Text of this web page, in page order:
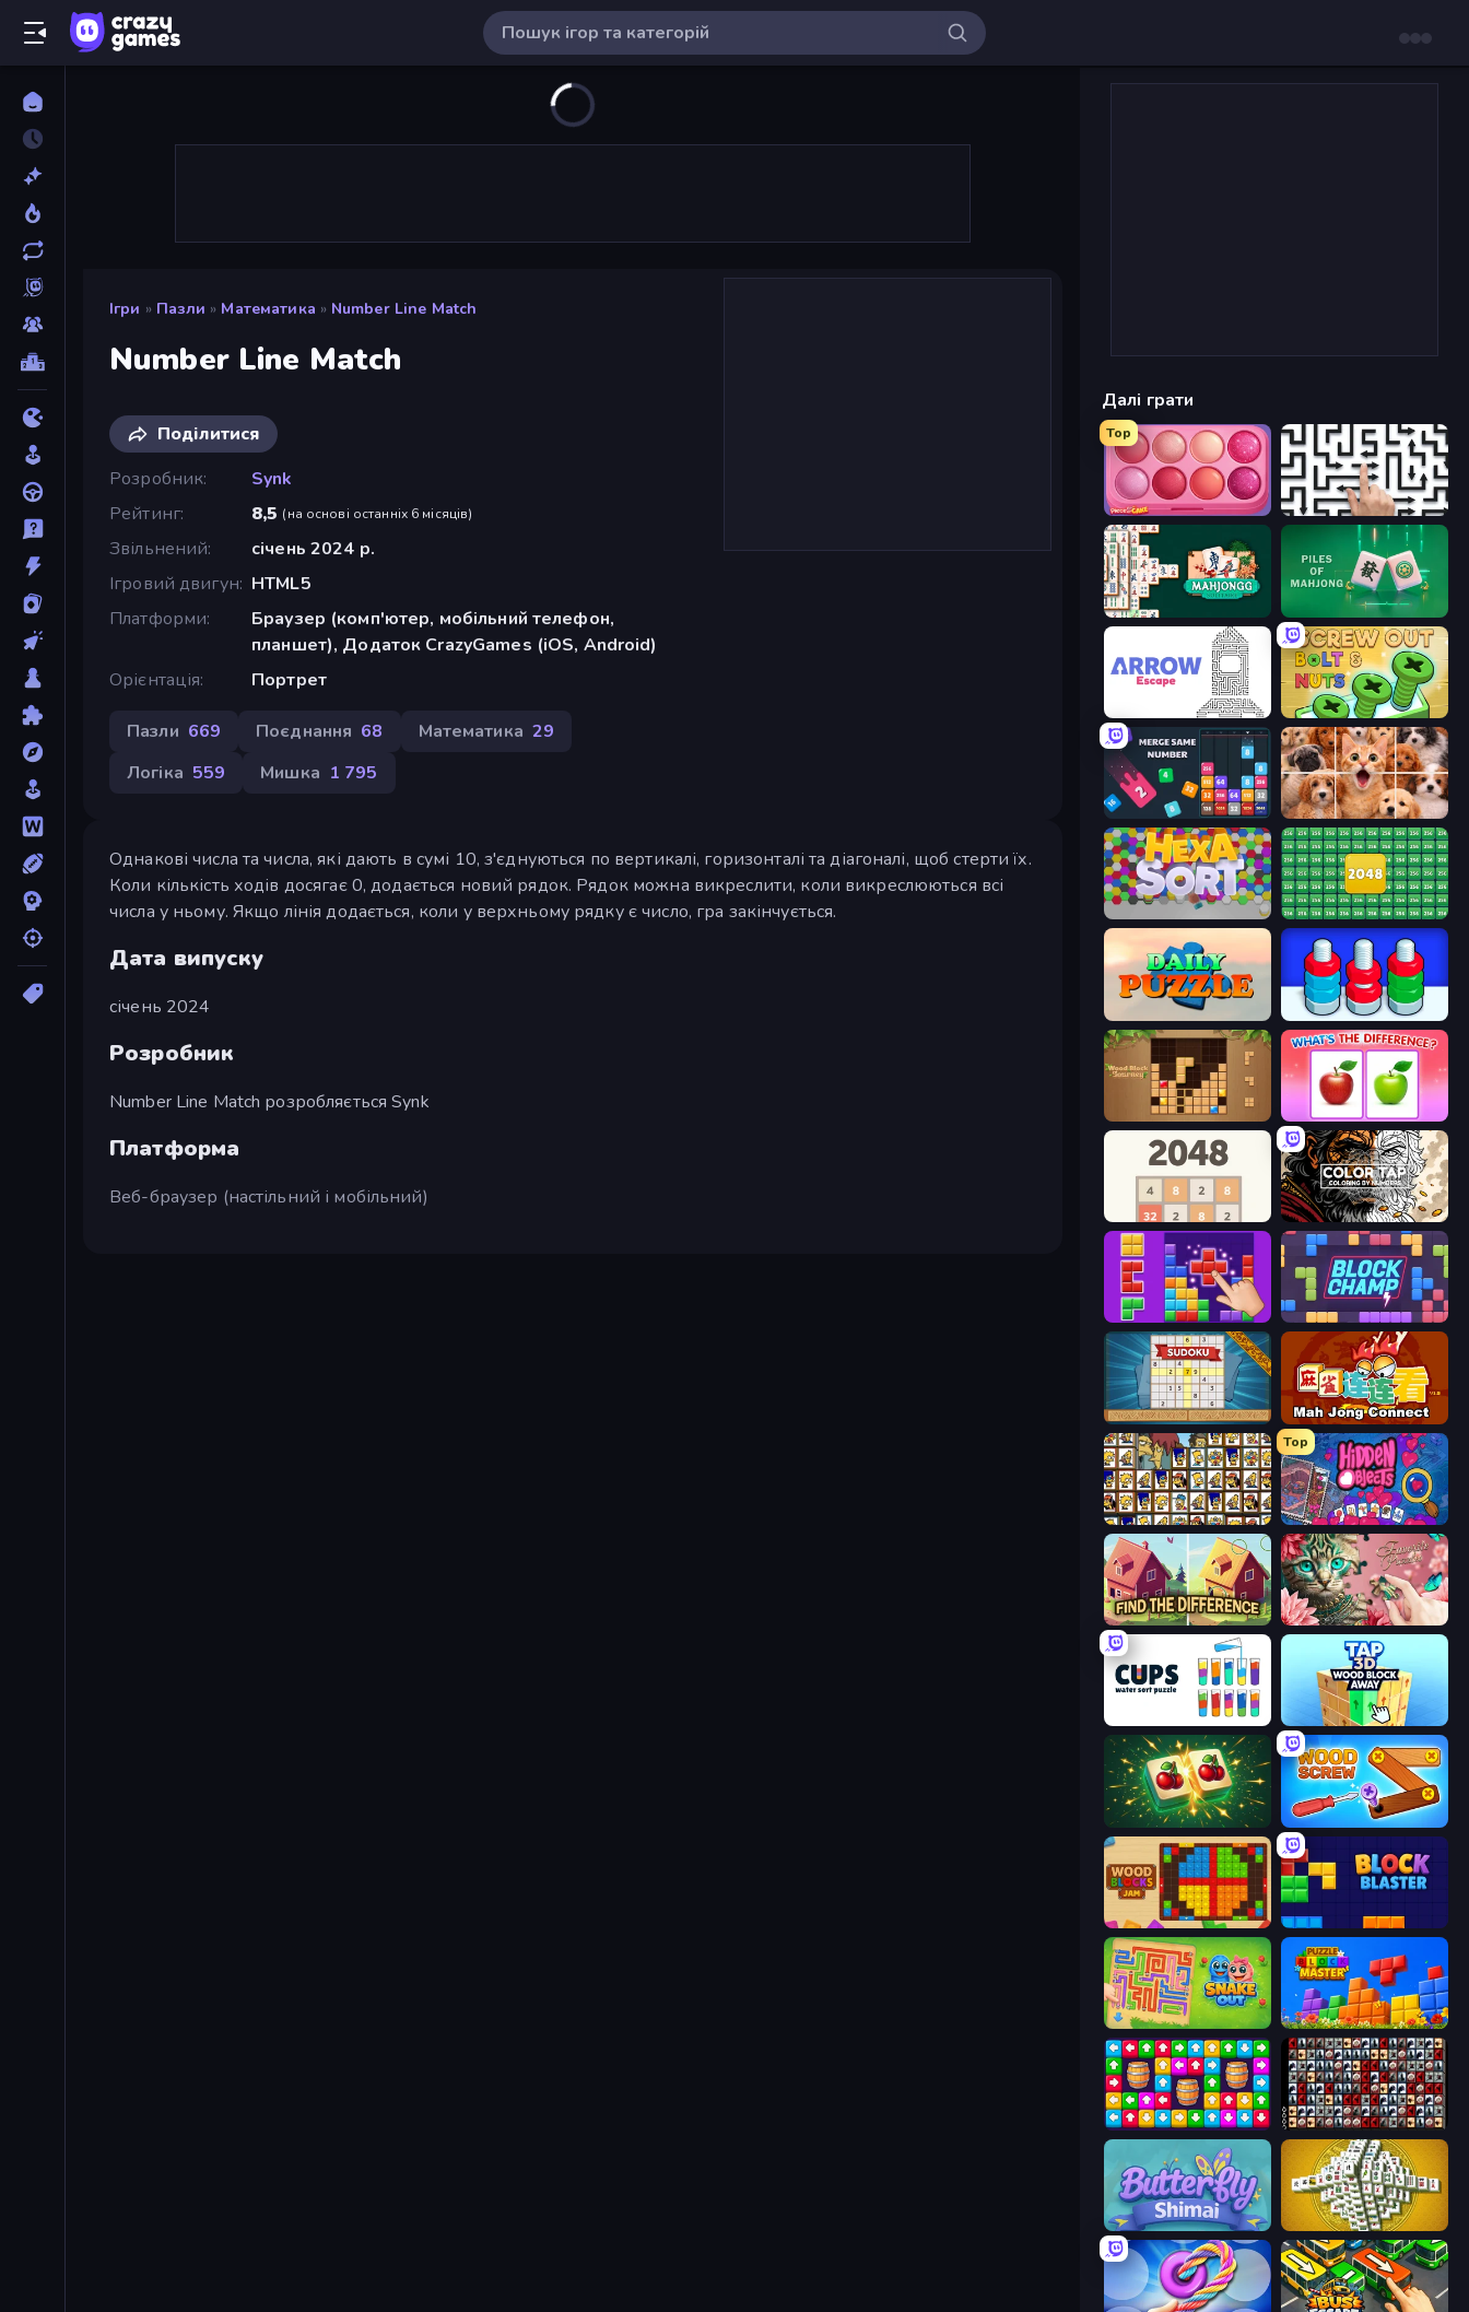
Ігри » Пазли » Математика » Number Line Match
Number Line Match
Поділитися
Розробник
Synk
Рейтинг
8,5 (на основі останніх 6 місяців)
Звільнений
січень 2024 р.
Ігровий двигун HTML5
Платформи
Браузер (комп'ютер, мобільний телефон,
планшет), Додаток CrazyGames (iOS, Android)
Орієнтація
Портрет
Пазли 669 Поєднання 68 Математика 29
Логіка 559 Мишка 1 795
Однакові числа та числа, які дають в сумі 10, з'єднуються по вертикалі, горизонталі та діагоналі, щоб стерти їх.
Коли кількість ходів досягає 0, додається новий рядок. Рядок можна викреслити, коли викреслюються всі
числа у ньому. Якщо лінія додається, коли у верхньому рядку є число, гра закінчується.
Дата випуску
січень 2024
Розробник
Number Line Match розробляється Synk
Платформа
Веб-браузер (настільний і мобільний)
Далі грати
Top
Piece of Cake: Merge and Bake Arrow Escape: Puzzle
Mahjongg Solitaire Piles of Mahjong
Arrow Escape Screw Out: Bolts and Nuts
Drop & Merge the Numbers Jigpic Solitaire
2048 Merge Blocks
Daily Puzzle
Wood Block Journey What's The Difference?
2048 Color Tap: Coloring by Numbers
BlockBuster Puzzle Block Champ
Sudoku Online Mahjong Connect (Legacy)
Tiles of the Simpsons
Top
Hidden Objects
Find The Difference Favorite Puzzles
Cups - Water Sort Puzzle
Mahjong Puzzle: Tile Match Wood Screw: Bolts Puzzle
Wood Blocks Jam Block Blaster
Snake Out: Maze Escape Puzzle Block Master
Tap Away Story War Mahjong
Butterfly Shimai Mahjong Tower